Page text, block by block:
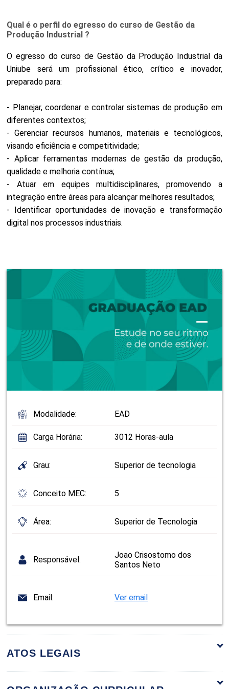
Modalidade: EAD
Carga Horária: 3012 Horas-aula
Grau: Superior de tecnologia
Conceito MEC: 5
Área: Superior de Tecnologia
Responsável:
Joao Crisostomo dos
Santos Neto
Email: Ver email
Qual é o perfil do egresso do curso de Gestão da
Produção Industrial ?
O egresso do curso de Gestão da Produção Industrial da
Uniube será um profissional ético, crítico e inovador,
preparado para:
- Planejar, coordenar e controlar sistemas de produção em
diferentes contextos;
- Gerenciar recursos humanos, materiais e tecnológicos,
visando eficiência e competitividade;
- Aplicar ferramentas modernas de gestão da produção,
qualidade e melhoria contínua;
- Atuar em equipes multidisciplinares, promovendo a
integração entre áreas para alcançar melhores resultados;
- Identificar oportunidades de inovação e transformação
digital nos processos industriais.
ATOS LEGAIS